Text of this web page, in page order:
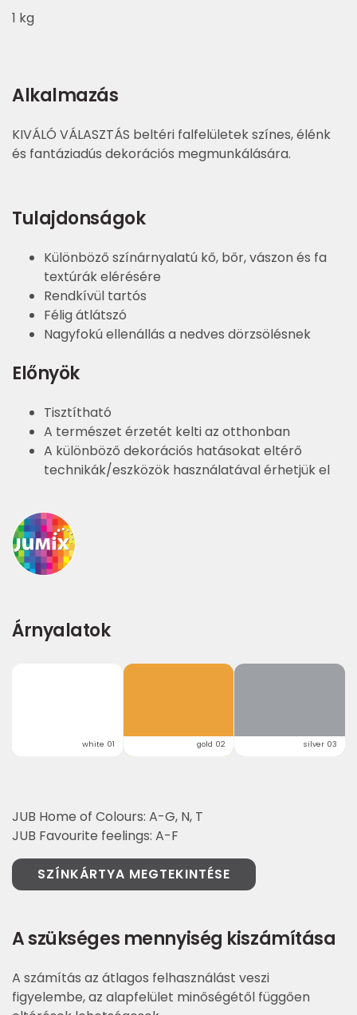
1 kg
Alkalmazás
KIVÁLÓ VÁLASZTÁS beltéri falfelületek színes, élénk
és fantáziadús dekorációs megmunkálására.
Tulajdonságok
Különböző színárnyalatú kő, bőr, vászon és fa
textúrák elérésére
Rendkívül tartós
Félig átlátszó
Nagyfokú ellenállás a nedves dörzsölésnek
Előnyök
Tisztítható
A természet érzetét kelti az otthonban
A különböző dekorációs hatásokat eltérő
technikák/eszközök használatával érhetjük el
Árnyalatok
white 01 gold 02 silver 03
JUB Home of Colours: A-G, N, T
JUB Favourite feelings: A-F
SZÍNKÁRTYA MEGTEKINTÉSE
A szükséges mennyiség kiszámítása
A számítás az átlagos felhasználást veszi
figyelembe, az alapfelület minőségétől függően